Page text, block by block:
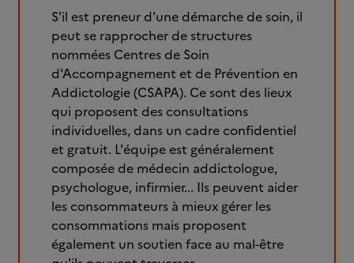
S'il est preneur d'une démarche de soin, il
peut se rapprocher de structures
nommées Centres de Soin
d'Accompagnement et de Prévention en
Addictologie (CSAPA). Ce sont des lieux
qui proposent des consultations
individuelles, dans un cadre confidentiel
et gratuit. L'équipe est généralement
composée de médecin addictologue,
psychologue, infirmier... Ils peuvent aider
les consommateurs à mieux gérer les
consommations mais proposent
également un soutien face au mal-être